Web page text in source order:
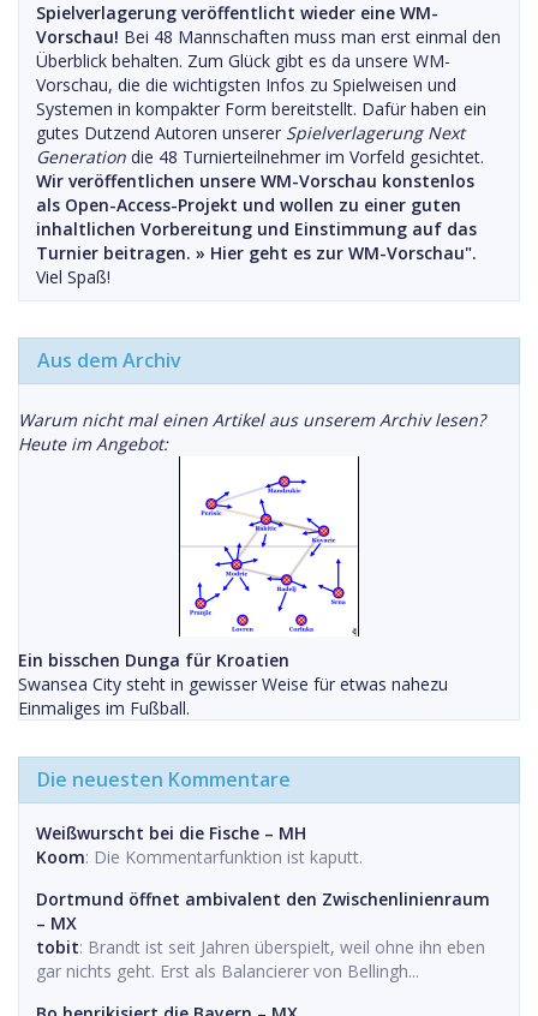
Spielverlagerung veröffentlicht wieder eine WM-
Vorschau! Bei 48 Mannschaften muss man erst einmal den
Überblick behalten. Zum Glück gibt es da unsere WM-
Vorschau, die die wichtigsten Infos zu Spielweisen und
Systemen in kompakter Form bereitstellt. Dafür haben ein
gutes Dutzend Autoren unserer Spielverlagerung Next
Generation die 48 Turnierteilnehmer im Vorfeld gesichtet.
Wir veröffentlichen unsere WM-Vorschau konstenlos
als Open-Access-Projekt und wollen zu einer guten
inhaltlichen Vorbereitung und Einstimmung auf das
Turnier beitragen. » Hier geht es zur WM-Vorschau".
Viel Spaß!
Aus dem Archiv
Warum nicht mal einen Artikel aus unserem Archiv lesen?
Heute im Angebot:
Ein bisschen Dunga für Kroatien
Swansea City steht in gewisser Weise für etwas nahezu
Einmaliges im Fußball.
Die neuesten Kommentare
Weißwurscht bei die Fische – MH
Koom: Die Kommentarfunktion ist kaputt.
Dortmund öffnet ambivalent den Zwischenlinienraum
– MX
tobit: Brandt ist seit Jahren überspielt, weil ohne ihn eben
gar nichts geht. Erst als Balancierer von Bellingh...